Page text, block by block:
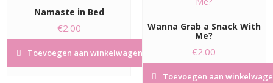
Namaste in Bed
€2.00
Toevoegen aan winkelwagen
Wanna Grab a Snack With
Me?
€2.00
Toevoegen aan